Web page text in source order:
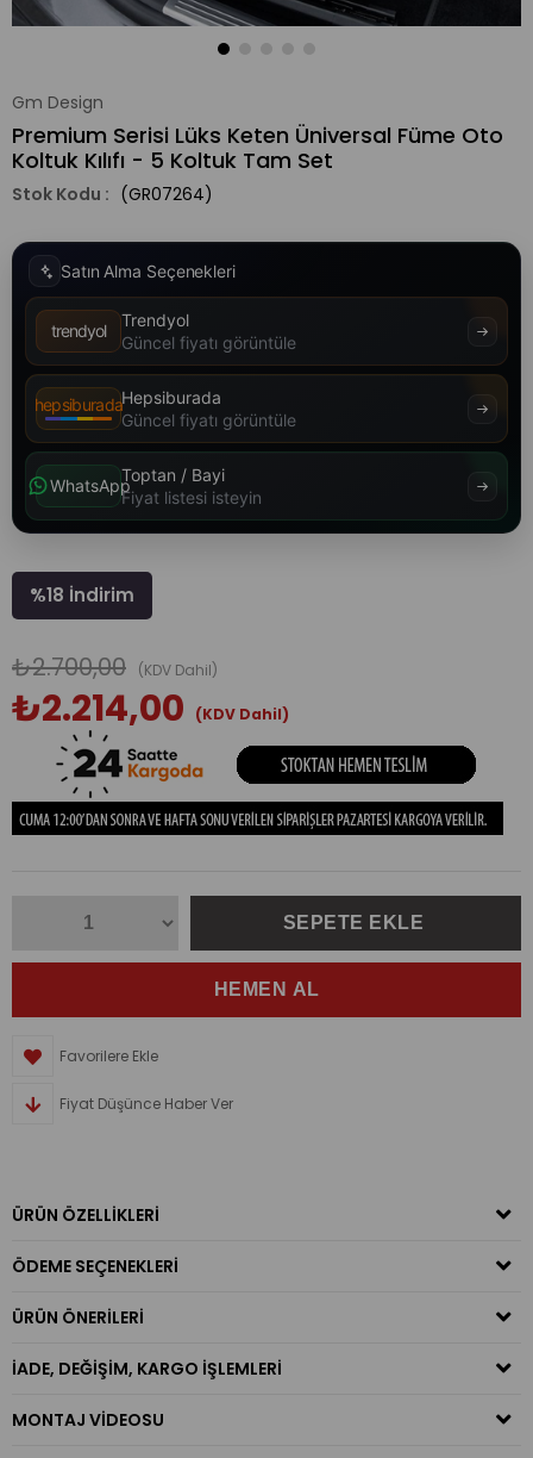
Gm Design
Premium Serisi Lüks Keten Üniversal Füme Oto
Koltuk Kılıfı - 5 Koltuk Tam Set
(GR07264)
Satın Alma Seçenekleri
trendyol
Trendyol
Güncel fiyatı görüntüle
hepsiburadaHepsiburada
Güncel fiyatı görüntüle
WhatsApp
Toptan / Bayi
Fiyat listesi isteyin
%18 İndirim
₺2.700,00 (KDV Dahil)
₺2.214,00 (KDV Dahil)
Favorilere Ekle
Fiyat Düşünce Haber Ver
ÜRÜN ÖZELLIKLERI
ÖDEME SEÇENEKLERI
ÜRÜN ÖNERILERI
İADE, DEĞIŞIM, KARGO İŞLEMLERI
MONTAJ VIDEOSU